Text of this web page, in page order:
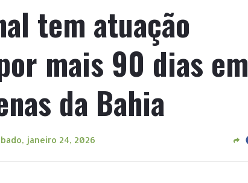
tem atuação
mais 90 dias em
da Bahia
janeiro 24, 2026